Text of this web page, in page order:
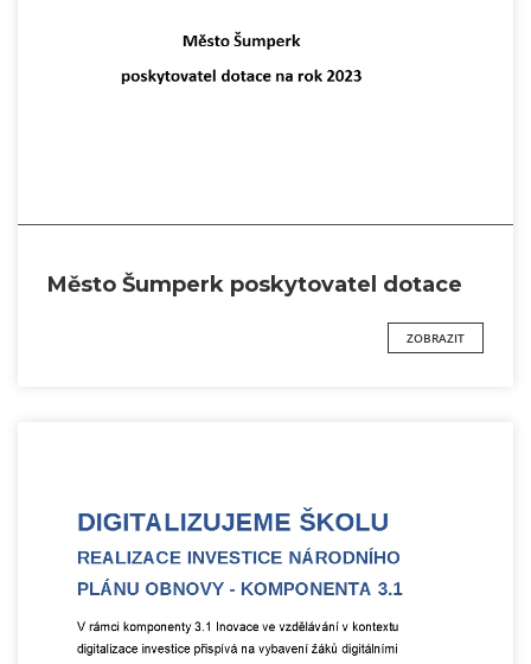
Město Šumperk poskytovatel dotace
ZOBRAZIT